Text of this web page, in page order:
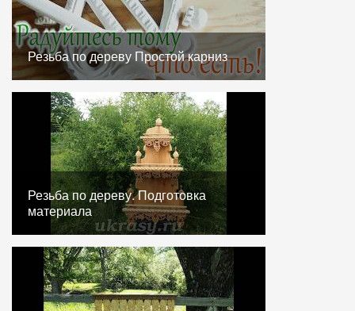
Резьба по дереву Простой карниз
Резьба по дереву. Подготовка
материала